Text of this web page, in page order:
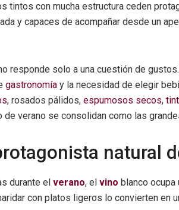
tintos con mucha estructura ceden
y capaces de acompañar desde un
responde solo a una cuestión de
gastronomía y la necesidad de elegir
, rosados pálidos, espumosos secos,
verano se consolidan como las
natural
durante el verano, el vino blanco ocupa
con platos ligeros lo convierten en